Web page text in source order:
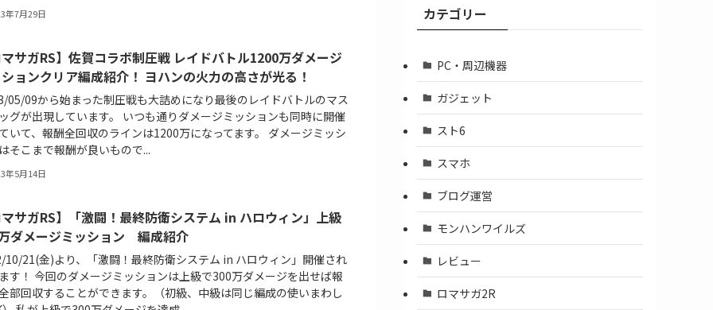
年7月29日
サガRS】佐賀コラボ制圧戦 レイドバトル1200万ダメージ
ョンクリア編成紹介！ ヨハンの火力の高さが光る！
05/09から始まった制圧戦も大詰めになり最後のレイドバトルのマス
グが出現しています。 いつも通りダメージミッションも同時に開催
いて、報酬全回収のラインは1200万になってます。 ダメージミッシ
そこまで報酬が良いもので...
年5月14日
サガRS】「激闘！最終防衛システム in ハロウィン」上級
ダメージミッション 編成紹介
10/21(金)より、「激闘！最終防衛システム in ハロウィン」開催され
す！ 今回のダメージミッションは上級で300万ダメージを出せば報
部回収することができます。（初級、中級は同じ編成の使いまわし
イ
ブ
カテゴリー
PC・周辺機器
ガジェット
スト6
スマホ
ブログ運営
モンハンワイルズ
レビュー
ロマサガ2R